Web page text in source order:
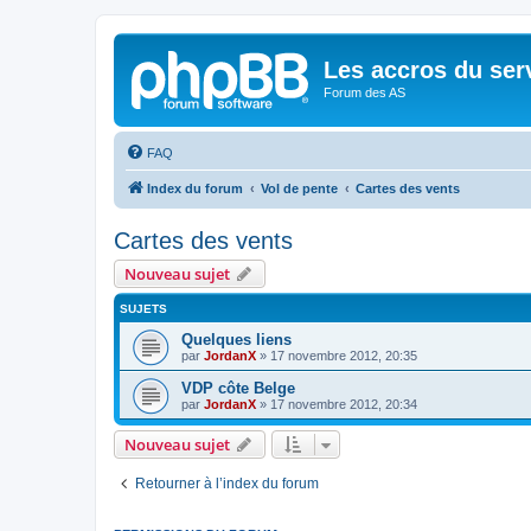
Les accros du
Forum des AS
FAQ
Index du forum Vol de pente Cartes des vents
Cartes des vents
Nouveau sujet
SUJETS
Quelques liens
par JordanX » 17 novembre 2012, 20:35
VDP côte Belge
par JordanX » 17 novembre 2012, 20:34
Nouveau sujet
Retourner à l’index du forum